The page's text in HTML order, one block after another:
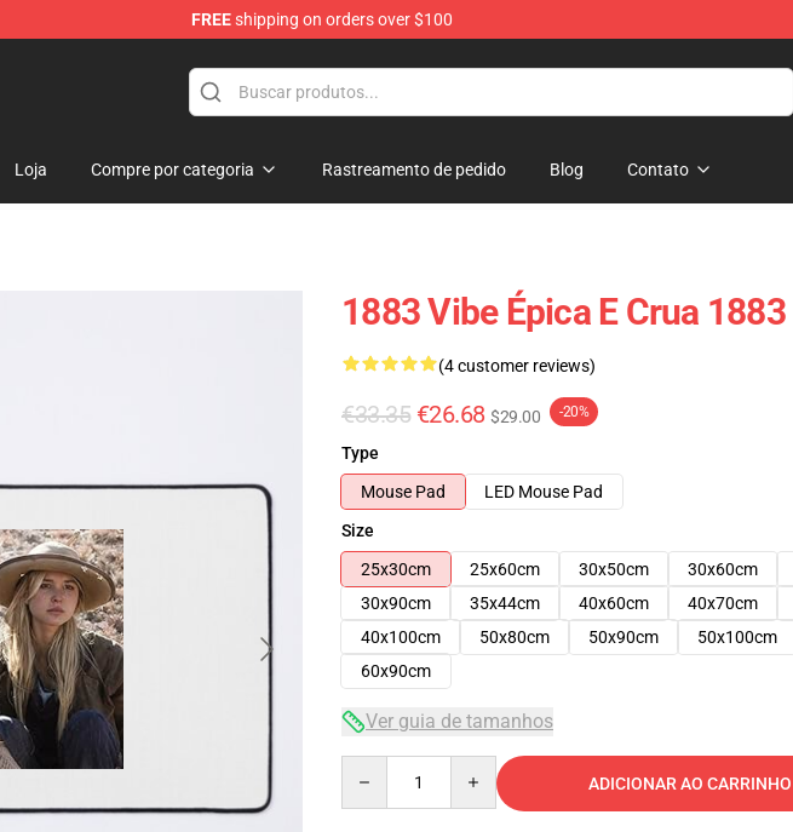
FREEshipping on orders over $100
Loja Compre por categoria Rastreamento de pedido Blog Contato
1883 Vibe Épica E Crua
(4 customer reviews)
€33.35 €26.68 $29.00 -20%
Type
Mouse Pad
LED Mouse Pad
Size
25x30cm
25x60cm 30x50cm 30x60cm
30x90cm
35x44cm 40x60cm 40x70cm
40x100cm
50x80cm 50x90cm 50x100cm
60x90cm
Ver guia de tamanhos
ADICIONAR AO CARRINHO